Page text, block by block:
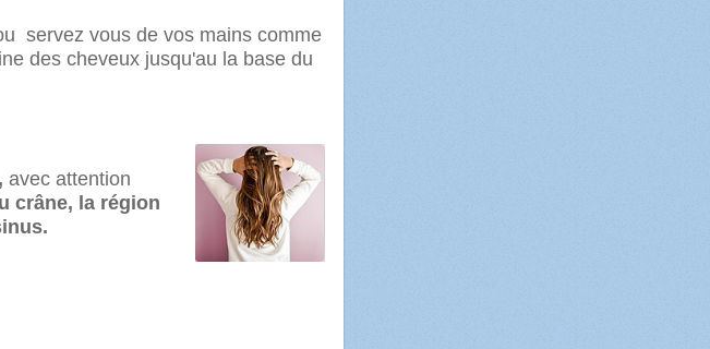
servez vous de vos mains comme
des cheveux jusqu'au la base du
avec attention
crâne, la région